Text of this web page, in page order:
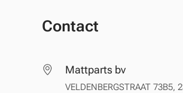
Contact
Mattparts bv
VELDENBERGSTRAAT 73B5,